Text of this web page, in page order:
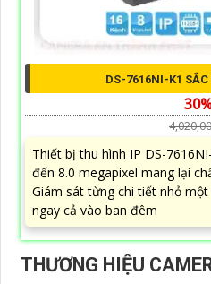
DS-7616NI-K1
Thiết bị thu hình IP DS-
đến 8.0 megapixel mang lại
Giám sát từng chi tiết nhỏ
ngay cả vào ban đêm
THƯƠNG HIỆU